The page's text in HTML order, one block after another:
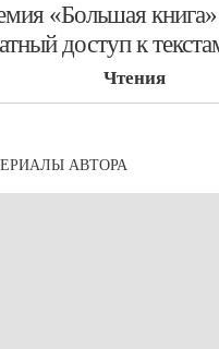
«Большая
доступ к
Чтения
АВТОРА